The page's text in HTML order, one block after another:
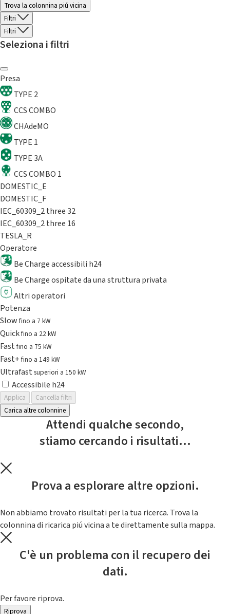
Trova la colonnina piú vicina
Filtri
Filtri
Seleziona i filtri
Presa
TYPE 2
CCS COMBO
CHAdeMO
TYPE 1
TYPE 3A
CCS COMBO 1
DOMESTIC_E
DOMESTIC_F
IEC_60309_2 three 32
IEC_60309_2 three 16
TESLA_R
Operatore
Be Charge accessibili h24
Be Charge ospitate da una struttura privata
Altri operatori
Potenza
Slowfino a 7 kW
Quickfino a 22 kW
Fastfino a 75 kW
Fast+fino a 149 kW
Ultrafast superiori a 150 kW
Accessibile h24
Applica
Cancella filtri
Carica altre colonnine
Attendi qualche secondo,
stiamo cercando i risultati...
Prova a esplorare altre opzioni.
Non abbiamo trovato risultati per la tua ricerca. Trova la
colonnina di ricarica piú vicina a te direttamente sulla mappa.
C'è un problema con il recupero dei
dati.
Per favore riprova.
Riprova